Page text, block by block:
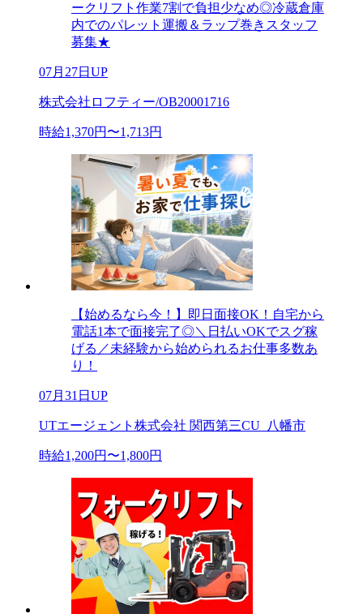
ークリフト作業7割で負担少なめ◎冷蔵倉庫
内でのパレット運搬＆ラップ巻きスタッフ
募集★
07月27日UP
株式会社ロフティー/OB20001716
時給1,370円〜1,713円
【始めるなら今！】即日面接OK！自宅から
電話1本で面接完了◎＼日払いOKでスグ稼
げる／未経験から始められるお仕事多数あ
り！
07月31日UP
UTエージェント株式会社 関西第三CU_八幡市
時給1,200円〜1,800円